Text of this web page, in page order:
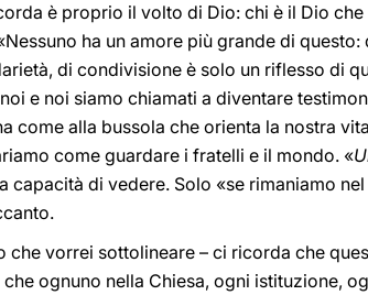
è proprio il volto di Dio: chi è il Dio
ha un amore più grande di
di condivisione è solo un riflesso di
e noi siamo chiamati a diventare
come alla bussola che orienta la nostra
come guardare i fratelli e il mondo. «
capacità di vedere. Solo «se rimaniamo
che vorrei sottolineare – ci ricorda che
ognuno nella Chiesa, ogni istituzione,